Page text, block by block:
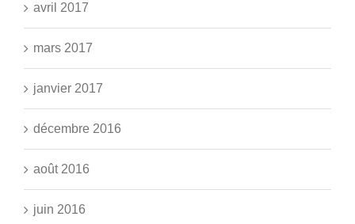
avril 2017
mars 2017
janvier 2017
décembre 2016
août 2016
juin 2016